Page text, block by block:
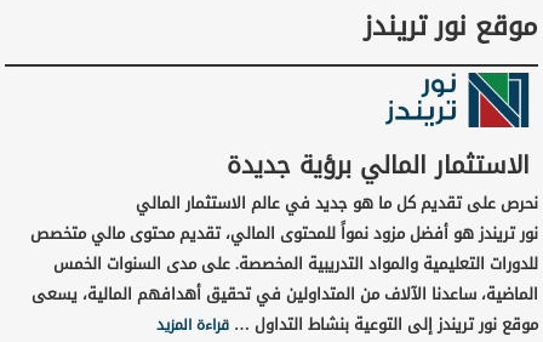
موقع نور تريندز
الاستثمار المالي برؤية جديدة
نحرص على تقديم كل ما هو جديد في عالم الاستثمار المالي
نور تريندز هو أفضل مزود نمواً للمحتوى المالي، تقديم محتوى مالي متخصص
للدورات التعليمية والمواد التدريبية المخصصة. على مدى السنوات الخمس
الماضية، ساعدنا الآلاف من المتداولين في تحقيق أهدافهم المالية، يسعى
موقع نور تريندز إلى التوعية بنشاط التداول …قراءة المزيد